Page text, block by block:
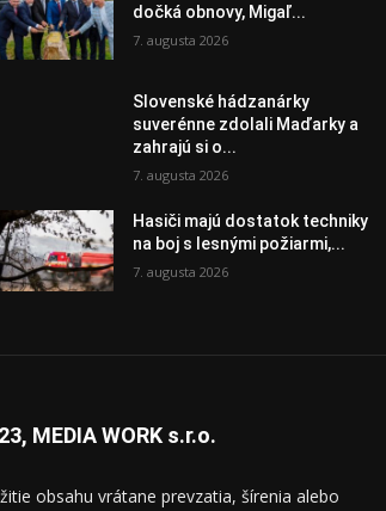
dočká obnovy, Migaľ...
7. augusta 2026
Slovenské hádzanárky
suverénne zdolali Maďarky a
zahrajú si o...
7. augusta 2026
Hasiči majú dostatok techniky
na boj s lesnými požiarmi,...
7. augusta 2026
MEDIA WORK s.r.o.
obsahu vrátane prevzatia, šírenia alebo